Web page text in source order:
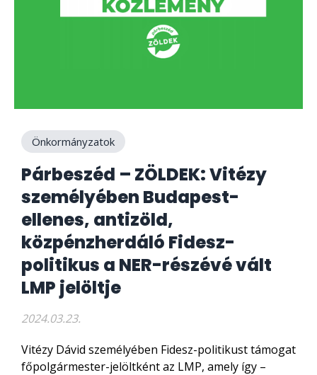
Önkormányzatok
Párbeszéd – ZÖLDEK: Vitézy
személyében Budapest-
ellenes, antizöld,
közpénzherdáló Fidesz-
politikus a NER-részévé vált
LMP jelöltje
2024.03.23.
Vitézy Dávid személyében Fidesz-politikust támogat
főpolgármester-jelöltként az LMP, amely így –